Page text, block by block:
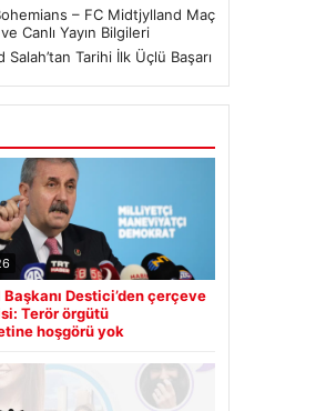
– FC Midtjylland Maç
Canlı Yayın Bilgileri
Salah’tan Tarihi İlk Üçlü Başarı
Başkanı Destici’den çerçeve
Terör örgütü
hoşgörü yok